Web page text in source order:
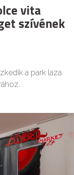
vita
szívének
a park laza